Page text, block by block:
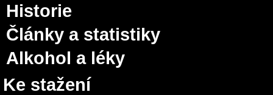
Historie
Články a statistiky
Alkohol a léky
Ke stažení